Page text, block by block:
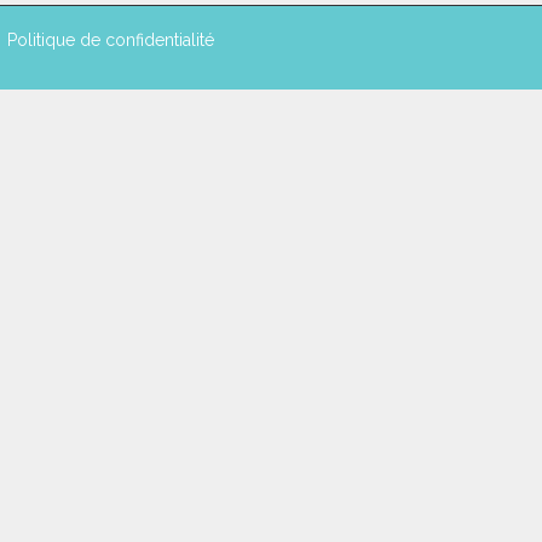
Politique de confidentialité